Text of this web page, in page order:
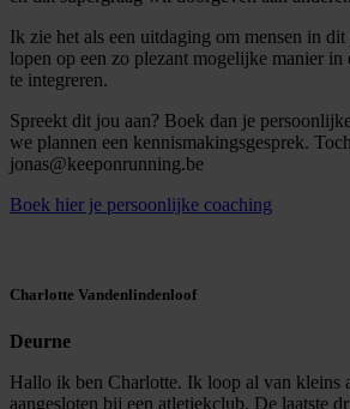
Ik zie het als een uitdaging om mensen in dit
lopen op een zo plezant mogelijke manier
te integreren.
Spreekt dit jou aan? Boek dan je
we plannen een kennismakingsgesprek.
jonas@keeponrunning.be
Boek hier je persoonlijke coaching
Charlotte Vandenlindenloof
Deurne
Hallo ik ben Charlotte. Ik loop al van kleins
aangesloten bij een atletiekclub. De laatste